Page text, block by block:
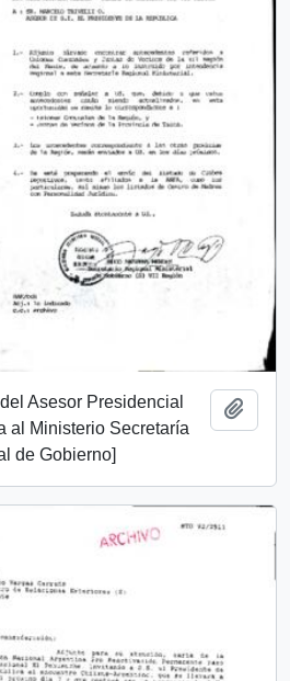
Asesor Presidencial
al Ministerio Secretaría
de Gobierno]